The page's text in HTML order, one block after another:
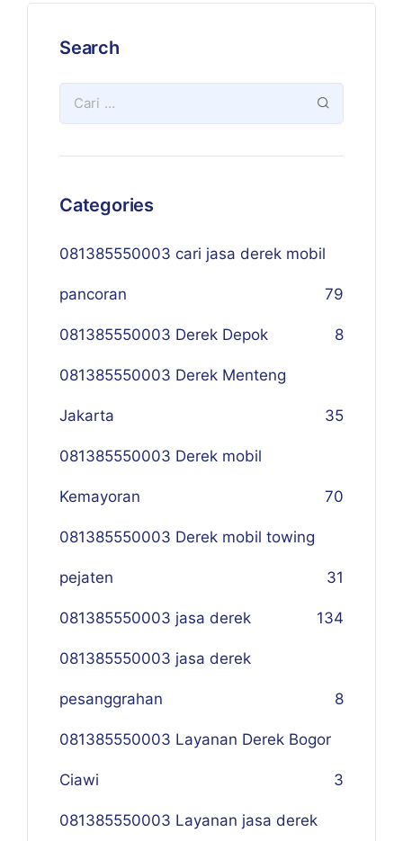
Search
Categories
081385550003 cari jasa derek mobil
pancoran 79
081385550003 Derek Depok 8
081385550003 Derek Menteng
Jakarta 35
081385550003 Derek mobil
Kemayoran 70
081385550003 Derek mobil towing
pejaten 31
081385550003 jasa derek 134
081385550003 jasa derek
pesanggrahan 8
081385550003 Layanan Derek Bogor
Ciawi 3
081385550003 Layanan jasa derek